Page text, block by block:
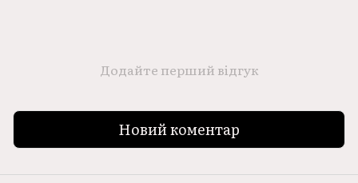
Додайте перший відгук
Новий коментар